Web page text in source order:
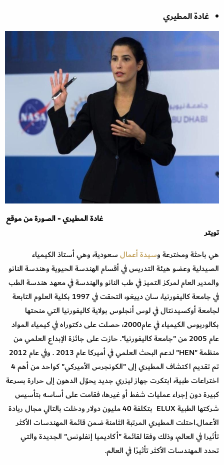
غادة المطيري
غادة المطيري - الصورة من موقع
تويتر
هي باحثة ومخترعة وسيدة أعمالسعودية، وهي أستاذ الكيمياء
الصيدلية وعضو هيئة التدريس في أقسام الهندسة الحيوية وهندسة النانو
والمدير العام لمركز التميز في طب النانو والهندسة في معهد هندسة الطب
في جامعة كاليفورنيا، سان دييغو، التحقت في 1997 بكلية العلوم التابعة
لجامعة أوكسيدنتال في لوس أنجلوس بولاية كاليفورنيا التي منحتها
بكالوريوس الكيمياء في عام2000، حصلت على دكتوراه في كيمياء المواد
عام 2005 من "جامعة كاليفورنيا". حازت على جائزة الإبداع العلمي من
منظمة "HEN" لدعم البحث العلمي في أميركا عام 2013 . وفي عام 2012
تم تقديم اكتشاف المطيري إلى "الكونجرس الأميركي" كواحد من أهم 4
اختراعات طبية، ابتكرت جهاز ليزري جديد يحوّل الدهون إلى حرارة بسرعة
كبيرة دون إجراء عمليات شفط أو غيرها، فقامت على أساسه بتأسيس
شركتها الطبية ELUX بتكلفة 40 مليون دولار ودخلت بالتالي مجال ريادة
الأعمال.احتلت المطيري المرتبة الثامنة ضمن قائمة المهندسات الأكثر
تأثيرا في العالم، وذلك وفقا لقائمة "أكاديميا إنفلونس" الجديدة والتي
تحدد المهندسات الأكثر تأثيرًا في العالم.